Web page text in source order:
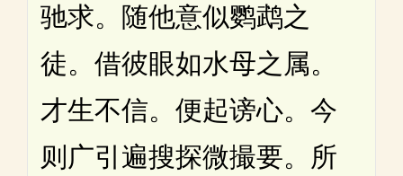
驰求。随他意似鹦鹉之
徒。借彼眼如水母之属。
才生不信。便起谤心。今
则广引遍搜探微撮要。所